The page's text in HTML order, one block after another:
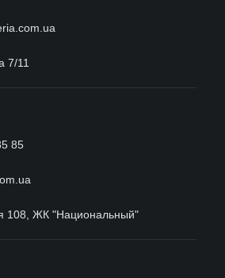
7/11
85
108, ЖК "Национальный"